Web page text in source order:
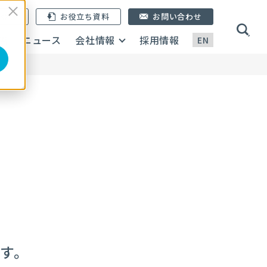
EN
録 お役立ち資料
ニュース 会社情報 採用情報
お問い合わせ
。